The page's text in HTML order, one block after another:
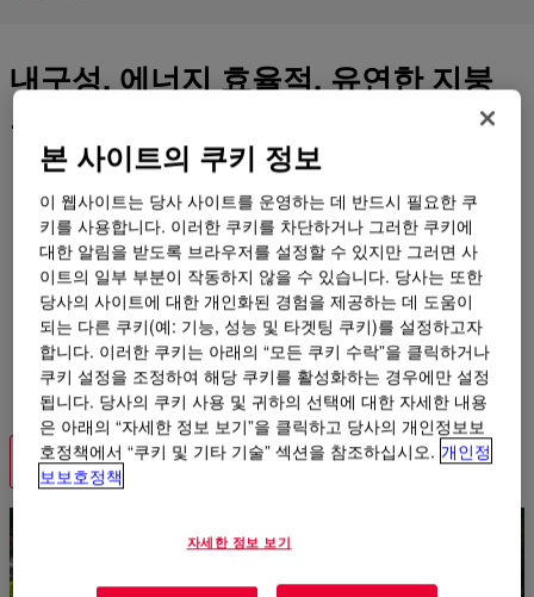
내구성, 에너지 효율적, 유연한 지붕
코팅
탄성 지붕 코팅을 위한 Dow의 솔루션으로 건물 외피의 내구성
과 에너지 효율을 개선하십시오.
당사의 오래 지속되고 유연한 지붕재 솔루션은 수십 년간의 기
술 노하우를 바탕으로 최적화된 포뮬레이션 덕분에 매끄러운
적용과 유지보수가 용이합니다.
아크릴 수성 및 아크릴-폴리우레탄 폴리머에 기반한 제품을 갖
춘 당사의 포트폴리오는 광범위한 기판 전반에 걸쳐 고품질 옵
션을 제공하여 모든 요구에 맞는 광범위한 제품군을 통해 제품
군을 개선할 수 있습니다.
연락하기
본 사이트의 쿠키 정보
이 웹사이트는 당사 사이트를 운영하는 데 반드시 필요한 쿠
키를 사용합니다. 이러한 쿠키를 차단하거나 그러한 쿠키에
대한 알림을 받도록 브라우저를 설정할 수 있지만 그러면 사
이트의 일부 부분이 작동하지 않을 수 있습니다. 당사는 또한
당사의 사이트에 대한 개인화된 경험을 제공하는 데 도움이
되는 다른 쿠키(예: 기능, 성능 및 타겟팅 쿠키)를 설정하고자
합니다. 이러한 쿠키는 아래의 “모든 쿠키 수락”을 클릭하거나
쿠키 설정을 조정하여 해당 쿠키를 활성화하는 경우에만 설정
됩니다. 당사의 쿠키 사용 및 귀하의 선택에 대한 자세한 내용
은 아래의 “자세한 정보 보기”을 클릭하고 당사의 개인정보보
호정책에서 “쿠키 및 기타 기술” 섹션을 참조하십시오. 개인정
보보호정책
자세한 정보 보기